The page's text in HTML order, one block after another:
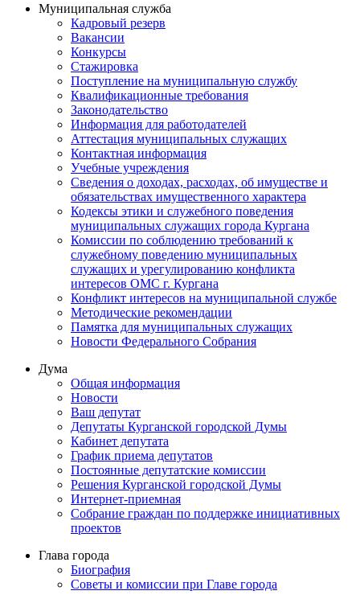
Муниципальная служба
Кадровый резерв
Вакансии
Конкурсы
Стажировка
Поступление на муниципальную службу
Квалификационные требования
Законодательство
Информация для работодателей
Аттестация муниципальных служащих
Контактная информация
Учебные учреждения
Сведения о доходах, расходах, об имуществе и
обязательствах имущественного характера
Кодексы этики и служебного поведения
муниципальных служащих города Кургана
Комиссии по соблюдению требований к
служебному поведению муниципальных
служащих и урегулированию конфликта
интересов ОМС г. Кургана
Конфликт интересов на муниципальной службе
Методические рекомендации
Памятка для муниципальных служащих
Новости Федерального Cобрания
Дума
Общая информация
Новости
Ваш депутат
Депутаты Курганской городской Думы
Кабинет депутата
График приема депутатов
Постоянные депутатские комиссии
Решения Курганской городской Думы
Интернет-приемная
Собрание граждан по поддержке инициативных
проектов
Глава города
Биография
Советы и комиссии при Главе города